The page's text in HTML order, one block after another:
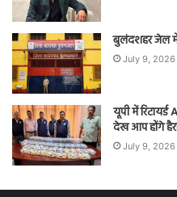
बुलंदशहर जेल में
July 9, 2026
यूपी में
देख आप होंगे
July 9, 2026